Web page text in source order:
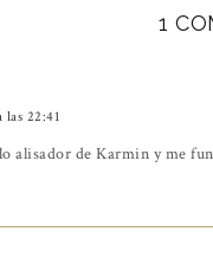
1
las 22:41
alisador de Karmin y me